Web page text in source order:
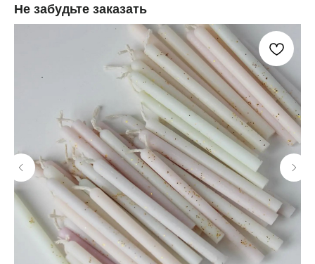
Не забудьте заказать